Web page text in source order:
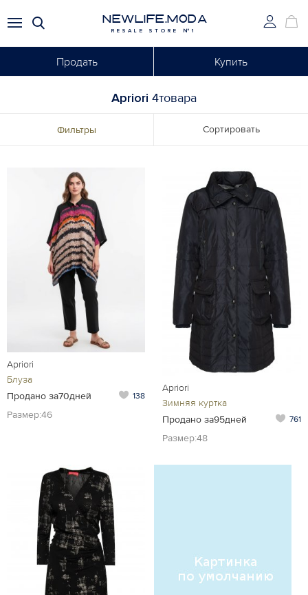
NEWLIFE.MODA
RESALE STORE №1
Продать Купить
Apriori 4товара
Фильтры Сортировать
Apriori
Блуза
Продано за70дней
138
Размер:46
Apriori
Зимняя куртка
Продано за95дней
761
Размер:48